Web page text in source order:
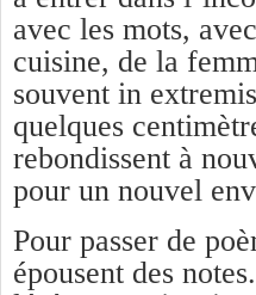
avec les mots,
cuisine, de la
souvent in
quelques
rebondissent à
pour un nouvel
Pour passer de
épousent des